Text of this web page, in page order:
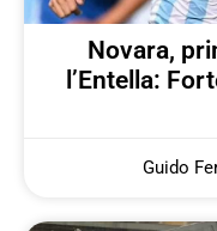
Novara,
l’Entella:
Guido